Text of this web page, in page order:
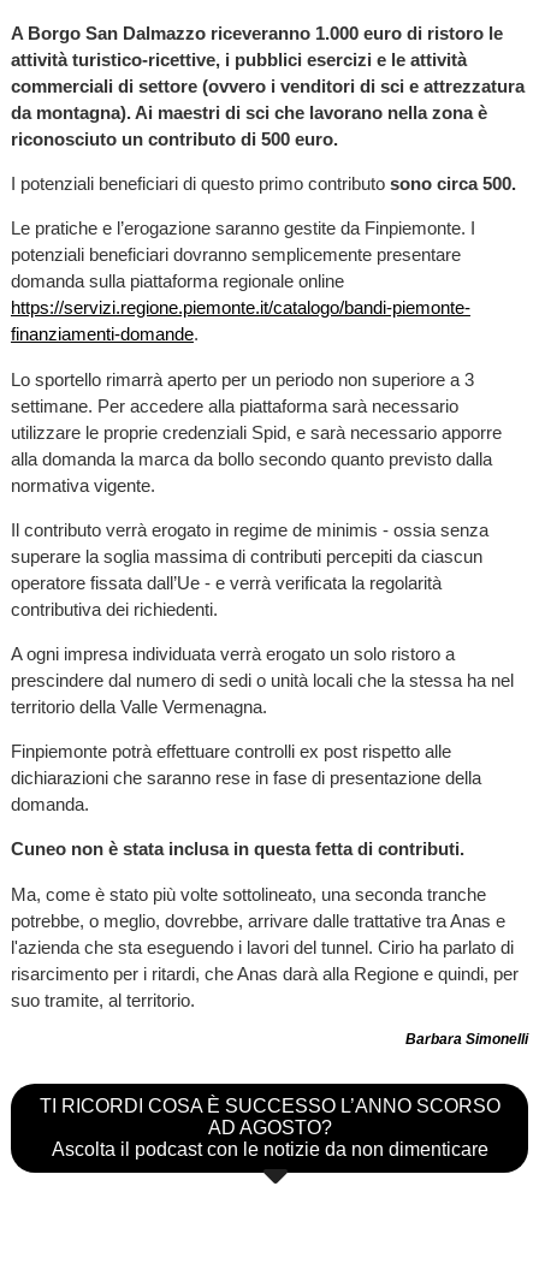
A Borgo San Dalmazzo riceveranno 1.000 euro di ristoro le
attività turistico-ricettive, i pubblici esercizi e le attività
commerciali di settore (ovvero i venditori di sci e attrezzatura
da montagna). Ai maestri di sci che lavorano nella zona è
riconosciuto un contributo di 500 euro.
I potenziali beneficiari di questo primo contributo sono circa 500.
Le pratiche e l’erogazione saranno gestite da Finpiemonte. I
potenziali beneficiari dovranno semplicemente presentare
domanda sulla piattaforma regionale online
https://servizi.regione.piemonte.it/catalogo/bandi-piemonte-
finanziamenti-domande.
Lo sportello rimarrà aperto per un periodo non superiore a 3
settimane. Per accedere alla piattaforma sarà necessario
utilizzare le proprie credenziali Spid, e sarà necessario apporre
alla domanda la marca da bollo secondo quanto previsto dalla
normativa vigente.
Il contributo verrà erogato in regime de minimis - ossia senza
superare la soglia massima di contributi percepiti da ciascun
operatore fissata dall’Ue - e verrà verificata la regolarità
contributiva dei richiedenti.
A ogni impresa individuata verrà erogato un solo ristoro a
prescindere dal numero di sedi o unità locali che la stessa ha nel
territorio della Valle Vermenagna.
Finpiemonte potrà effettuare controlli ex post rispetto alle
dichiarazioni che saranno rese in fase di presentazione della
domanda.
Cuneo non è stata inclusa in questa fetta di contributi.
Ma, come è stato più volte sottolineato, una seconda tranche
potrebbe, o meglio, dovrebbe, arrivare dalle trattative tra Anas e
l'azienda che sta eseguendo i lavori del tunnel. Cirio ha parlato di
risarcimento per i ritardi, che Anas darà alla Regione e quindi, per
suo tramite, al territorio.
Barbara Simonelli
TI RICORDI COSA È SUCCESSO L’ANNO SCORSO
AD AGOSTO?
Ascolta il podcast con le notizie da non dimenticare